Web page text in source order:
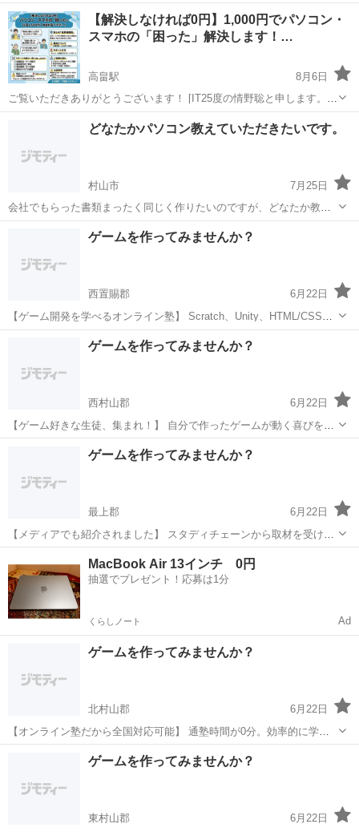
​【解決しなければ0円】1,000円でパソコン・
スマホの「困った」解決します！…
高畠駅
8月6日
ご覧いただきありがとうございます！ [IT25度の情野聡と申します。 ​
「業者に頼むと1万円以上かかって高い…」 「家族に聞くと嫌な顔を
東置賜郡 高畠駅 Windows総合 リモート
どなたかパソコン教えていただきたいです。
村山市
7月25日
会社でもらった書類まったく同じく作りたいのですが、どなたか教え
てほしいです。
エクセル
ゲームを作ってみませんか？
西置賜郡
6月22日
【ゲーム開発を学べるオンライン塾】 Scratch、Unity、HTML/CSSな
ど、様々なプログラミング言語が学べます。 こんなお悩みはありませ
んか？ 学校の情報分野の授業だけでは不安 プログラミング...
西置賜郡 プログラミング
ゲームを作ってみませんか？
西村山郡
6月22日
【ゲーム好きな生徒、集まれ！】 自分で作ったゲームが動く喜びを体
験しよう。 ゲーム制作コースの内容 Scratchという初心者向けプログ
ラミング言語を使って、 シューティングゲームやアクションゲームな
西村山郡 プログラミング
ゲームを作ってみませんか？
最上郡
6月22日
【メディアでも紹介されました】 スタディチェーンから取材を受け、
当塾の指導方針が紹介されました。 取材記事から 「現役エンジニアの
知見を活かした 生徒中心の教育」として高く評価いただいています。
...
MacBook Air 13インチ 0円
抽選でプレゼント！応募は1分
くらしノート Ad
ゲームを作ってみませんか？
北村山郡
6月22日
【オンライン塾だから全国対応可能】 通塾時間が0分。効率的に学べ
ます。 全国からの受講 インターネット環境があれば、 日本全国どこ
からでも受講可能。 地方にお住まいの方も大歓迎です。 時間帯の柔
北村山郡 プログラミング
ゲームを作ってみませんか？
東村山郡 6月22日